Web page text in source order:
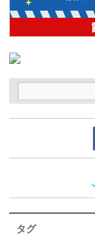
タグ